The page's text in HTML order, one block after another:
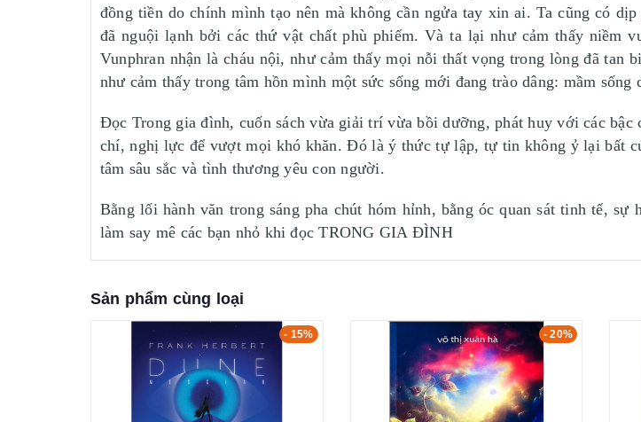
đồng tiền do chính mình tạo nên mà không cần ngửa tay xin ai. Ta cũng có
đã nguội lạnh bởi các thứ vật chất phù phiếm. Và ta lại như cảm thấy niềm
Vunphran nhận là cháu nội, như cảm thấy mọi nỗi thất vọng trong lòng đã tan
như cảm thấy trong tâm hồn mình một sức sống mới đang trào dâng: mầm sống
Đọc Trong gia đình, cuốn sách vừa giải trí vừa bồi dưỡng, phát huy với các
chí, nghị lực để vượt mọi khó khăn. Đó là ý thức tự lập, tự tin không ỷ lại bất
tâm sâu sắc và tình thương yêu con người.
Bằng lối hành văn trong sáng pha chút hóm hỉnh, bằng óc quan sát tinh tế,
làm say mê các bạn nhỏ khi đọc TRONG GIA ĐÌNH
Sản phẩm cùng loại
- 15% - 20%